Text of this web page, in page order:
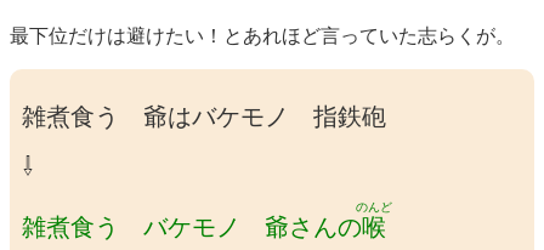
最下位だけは避けたい！とあれほど言っていた志らくが。
雑煮食う 爺はバケモノ 指鉄砲
⇩
雑煮食う バケモノ 爺さんの喉
のんど